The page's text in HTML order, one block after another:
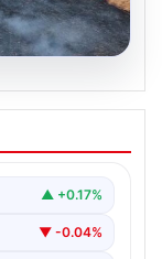
alana
▲ +0.17%
▼ -0.04%